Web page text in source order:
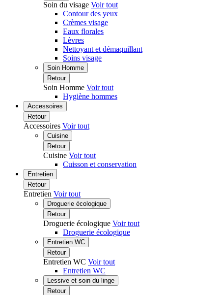
Soin du visage Voir tout
Contour des yeux
Crèmes visage
Eaux florales
Lèvres
Nettoyant et démaquillant
Soins visage
Soin Homme
Retour
Soin Homme Voir tout
Hygiène hommes
Accessoires
Retour
Accessoires Voir tout
Cuisine
Retour
Cuisine Voir tout
Cuisson et conservation
Entretien
Retour
Entretien Voir tout
Droguerie écologique
Retour
Droguerie écologique Voir tout
Droguerie écologique
Entretien WC
Retour
Entretien WC Voir tout
Entretien WC
Lessive et soin du linge
Retour